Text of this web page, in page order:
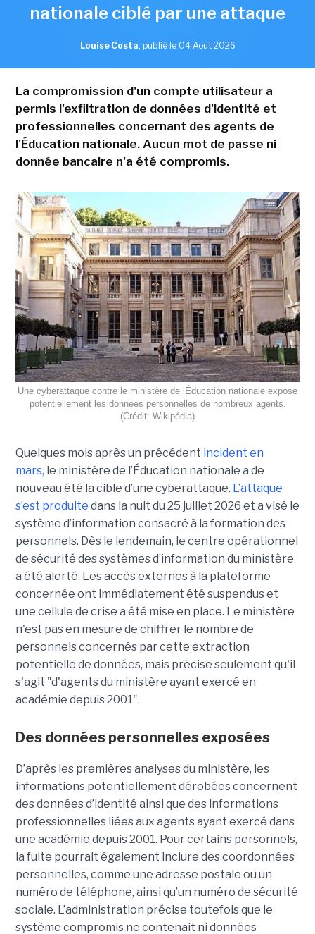
nationale ciblé par une attaque
Louise Costa, publié le 04 Aout 2026
La compromission d'un compte utilisateur a
permis l'exfiltration de données d'identité et
professionnelles concernant des agents de
l'Éducation nationale. Aucun mot de passe ni
donnée bancaire n'a été compromis.
Une cyberattaque contre le ministère de lÉducation nationale expose
potentiellement les données personnelles de nombreux agents.
(Crédit: Wikipédia)
Quelques mois après un précédent incident en
mars, le ministère de l’Éducation nationale a de
nouveau été la cible d’une cyberattaque. L’attaque
s’est produite dans la nuit du 25 juillet 2026 et a visé le
système d’information consacré à la formation des
personnels. Dès le lendemain, le centre opérationnel
de sécurité des systèmes d’information du ministère
a été alerté. Les accès externes à la plateforme
concernée ont immédiatement été suspendus et
une cellule de crise a été mise en place. Le ministère
n'est pas en mesure de chiffrer le nombre de
personnels concernés par cette extraction
potentielle de données, mais précise seulement qu'il
s'agit "d'agents du ministère ayant exercé en
académie depuis 2001".
Des données personnelles exposées
D’après les premières analyses du ministère, les
informations potentiellement dérobées concernent
des données d’identité ainsi que des informations
professionnelles liées aux agents ayant exercé dans
une académie depuis 2001. Pour certains personnels,
la fuite pourrait également inclure des coordonnées
personnelles, comme une adresse postale ou un
numéro de téléphone, ainsi qu’un numéro de sécurité
sociale. L’administration précise toutefois que le
système compromis ne contenait ni données